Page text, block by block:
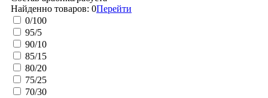
Найденно товаров: 0Перейти
0/100
95/5
90/10
85/15
80/20
75/25
70/30